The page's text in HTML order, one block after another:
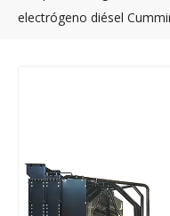
electrógeno diésel